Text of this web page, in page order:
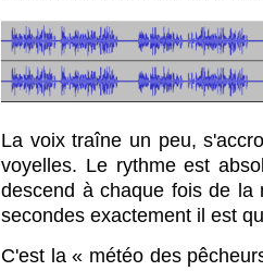
La voix traîne un peu,
voyelles. Le rythme est
descend à chaque fois de la
secondes exactement il est
C'est la « météo des